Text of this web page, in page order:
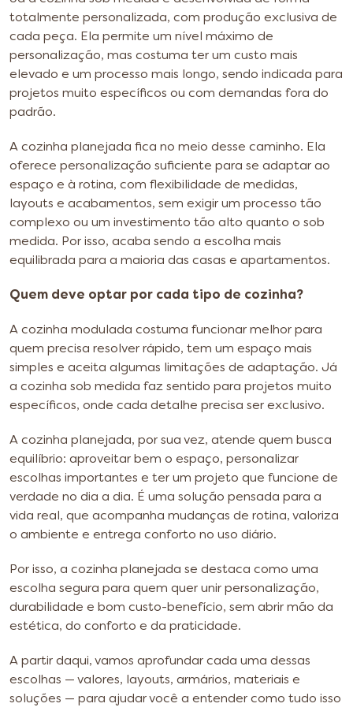
totalmente personalizada, com produção exclusiva de
cada peça. Ela permite um nível máximo de
personalização, mas costuma ter um custo mais
elevado e um processo mais longo, sendo indicada para
projetos muito específicos ou com demandas fora do
padrão.
A cozinha planejada fica no meio desse caminho. Ela
oferece personalização suficiente para se adaptar ao
espaço e à rotina, com flexibilidade de medidas,
layouts e acabamentos, sem exigir um processo tão
complexo ou um investimento tão alto quanto o sob
medida. Por isso, acaba sendo a escolha mais
equilibrada para a maioria das casas e apartamentos.
Quem deve optar por cada tipo de cozinha?
A cozinha modulada costuma funcionar melhor para
quem precisa resolver rápido, tem um espaço mais
simples e aceita algumas limitações de adaptação. Já
a cozinha sob medida faz sentido para projetos muito
específicos, onde cada detalhe precisa ser exclusivo.
A cozinha planejada, por sua vez, atende quem busca
equilíbrio: aproveitar bem o espaço, personalizar
escolhas importantes e ter um projeto que funcione de
verdade no dia a dia. É uma solução pensada para a
vida real, que acompanha mudanças de rotina, valoriza
o ambiente e entrega conforto no uso diário.
Por isso, a cozinha planejada se destaca como uma
escolha segura para quem quer unir personalização,
durabilidade e bom custo-benefício, sem abrir mão da
estética, do conforto e da praticidade.
A partir daqui, vamos aprofundar cada uma dessas
escolhas — valores, layouts, armários, materiais e
soluções — para ajudar você a entender como tudo isso